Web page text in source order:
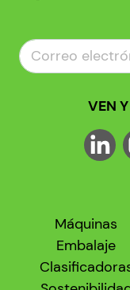
VEN
Máquinas
Embalaje